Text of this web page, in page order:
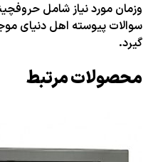
وزمان مورد نیاز شامل
سوالات پیوسته اهل دنیای
گیرد.
محصولات مرتبط